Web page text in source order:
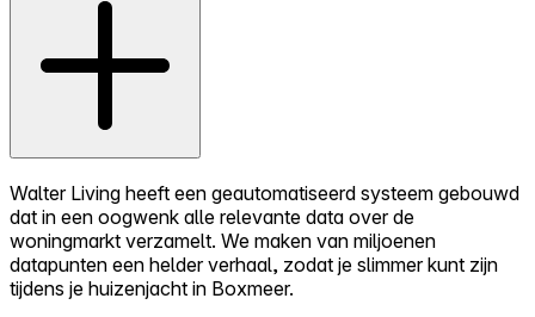
Walter Living heeft een geautomatiseerd systeem gebouwd
dat in een oogwenk alle relevante data over de
woningmarkt verzamelt. We maken van miljoenen
datapunten een helder verhaal, zodat je slimmer kunt zijn
tijdens je huizenjacht in Boxmeer.